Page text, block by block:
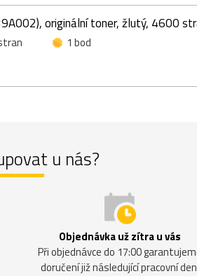
originální toner, žlutý, 4600
1 bod
u nás?
Objednávka už zítra u vás
Při objednávce do 17:00
doručení již následující pracovní